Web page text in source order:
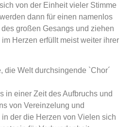
von der Einheit vieler Stimme
dann für einen namenlos
großen Gesangs und ziehen
Herzen erfüllt meist weiter ihrer
die Welt durchsingende `Chor´
in einer Zeit des Aufbruchs und
von Vereinzelung und
der die Herzen von Vielen sich